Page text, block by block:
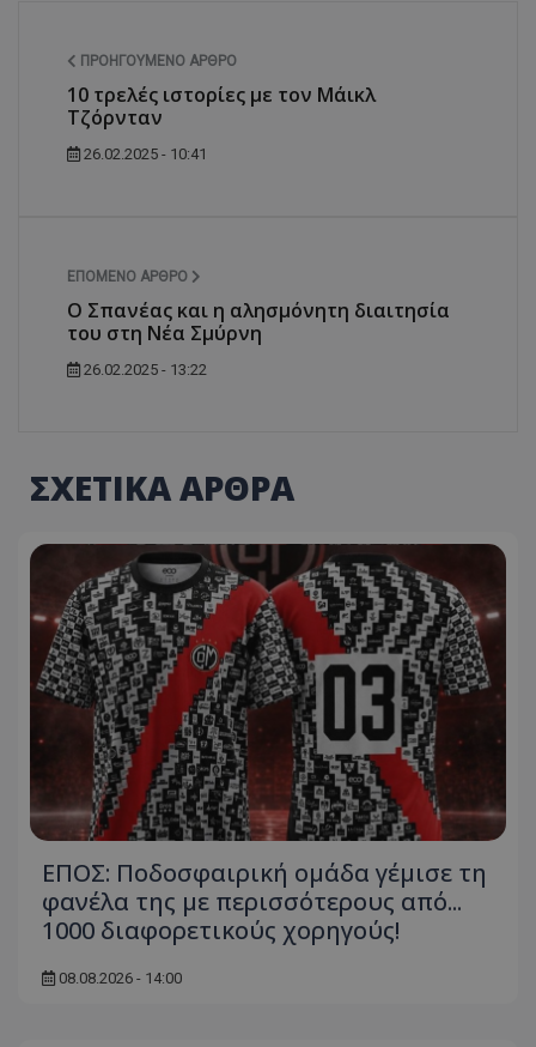
ΠΡΟΗΓΟΎΜΕΝΟ ΆΡΘΡΟ
10 τρελές ιστορίες με τον Μάικλ
Τζόρνταν
26.02.2025 - 10:41
ΕΠΌΜΕΝΟ ΆΡΘΡΟ
Ο Σπανέας και η αλησμόνητη διαιτησία
του στη Νέα Σμύρνη
26.02.2025 - 13:22
ΣΧΕΤΙΚΑ ΑΡΘΡΑ
ΕΠΟΣ: Ποδοσφαιρική ομάδα γέμισε τη
φανέλα της με περισσότερους από...
1000 διαφορετικούς χορηγούς!
08.08.2026 - 14:00